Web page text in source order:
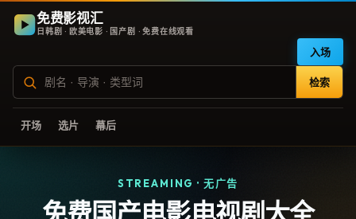
免费影视汇
日韩剧 · 欧美电影 · 国产剧 · 免费在线观看
检索
入场
开场 选片 幕后
STREAMING · 无广告
免费国产电影电视剧大全